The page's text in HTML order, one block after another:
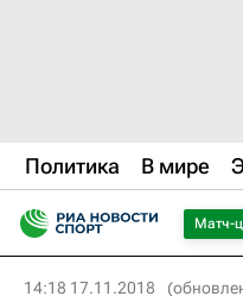
Политика В мире
Матч-
14:18 17.11.2018